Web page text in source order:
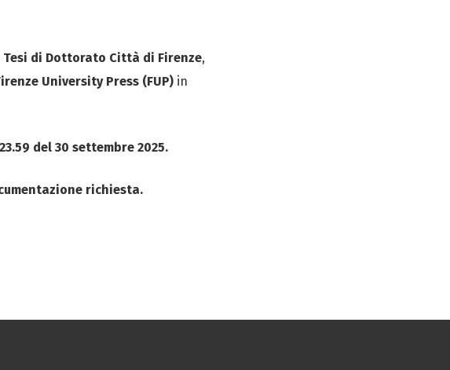
Tesi di Dottorato Città di Firenze,
University Press (FUP) in
23.59 del 30 settembre 2025.
richiesta.